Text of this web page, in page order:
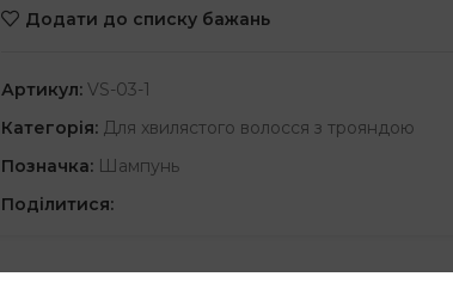
Додати до списку бажань
Артикул:VS-03-1
Категорія: Для хвилястого волосся з трояндою
Позначка: Шампунь
Поділитися: